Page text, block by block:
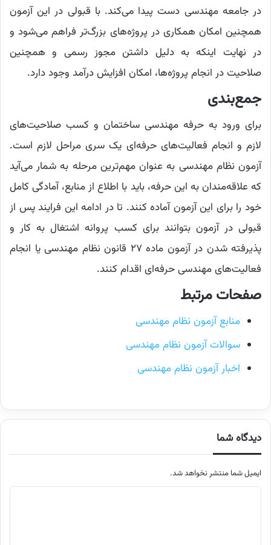
در جامعه مهندسی دست پیدا می‌کند. با قبولی در این آزمون
همچنین امکان همکاری در پروژه‌های بزرگ‌تر فراهم می‌شود و
در نهایت اینکه به دلیل داشتن مجوز رسمی و همچنین
صلاحیت در انجام پروژه‌ها، امکان افزایش درآمد وجود دارد.
جمع‌بندی
برای ورود به حرفه مهندسی ساختمان و کسب صلاحیت‌های
لازم و انجام فعالیت‌های حرفه‌ای یک سری مراحل لازم است.
آزمون نظام مهندسی به عنوان مهم‌ترین مرحله به شمار می‌آید
که علاقه‌مندان به این حرفه، باید با اطلاع از منابع، آمادگی کامل
خود را برای این آزمون آماده کنند. تا در ادامه این فرایند پس از
قبولی در آزمون بتوانند برای کسب پروانه اشتغال به کار و
پذیرفته شدن در آزمون ماده ۲۷ قانون نظام مهندسی یا انجام
فعالیت‌های مهندسی حرفه‌ای اقدام کنند.
صفحات مرتبط
منابع آزمون نظام مهندسی
سوالات آزمون نظام مهندسی
اخبار آزمون نظام مهندسی
دیدگاه شما
ایمیل شما منتشر نخواهد شد.